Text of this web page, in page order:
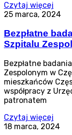
Czytaj więcej
25 marca, 2024
Bezpłatne
Szpitalu
Bezpłatne
Zespolonym w
mieszkańców
współpracy z
patronatem
Czytaj więcej
18 marca, 2024